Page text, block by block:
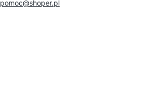
pomoc@shoper.pl